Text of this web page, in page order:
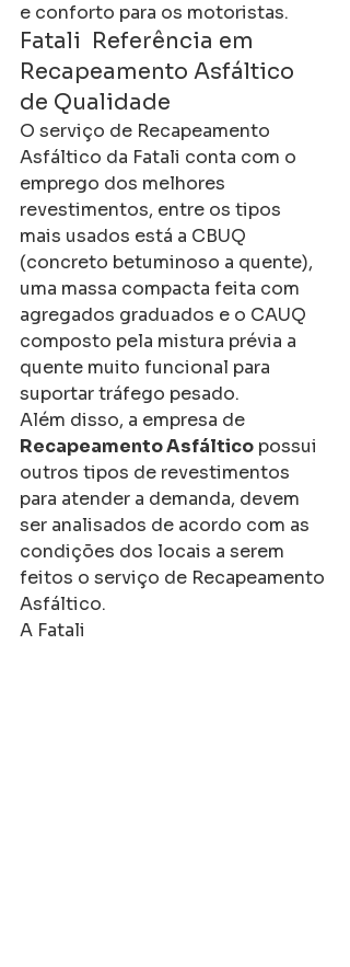
e conforto para os motoristas.
Fatali  Referência em
Recapeamento Asfáltico
de Qualidade
O serviço de Recapeamento
Asfáltico da Fatali conta com o
emprego dos melhores
revestimentos, entre os tipos
mais usados está a CBUQ
(concreto betuminoso a quente),
uma massa compacta feita com
agregados graduados e o CAUQ
composto pela mistura prévia a
quente muito funcional para
suportar tráfego pesado.
Além disso, a empresa de
Recapeamento Asfáltico possui
outros tipos de revestimentos
para atender a demanda, devem
ser analisados de acordo com as
condições dos locais a serem
feitos o serviço de Recapeamento
Asfáltico.
A Fatali